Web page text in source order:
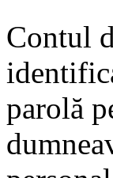
Contul
parolă